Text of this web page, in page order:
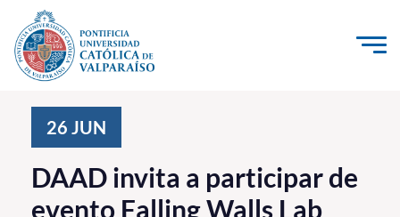
Click acá para ir directamente al contenido
Investigación, Creación e Innovación
PUCV Internacional
26 JUN
DAAD invita a participar de
evento Falling Walls Lab